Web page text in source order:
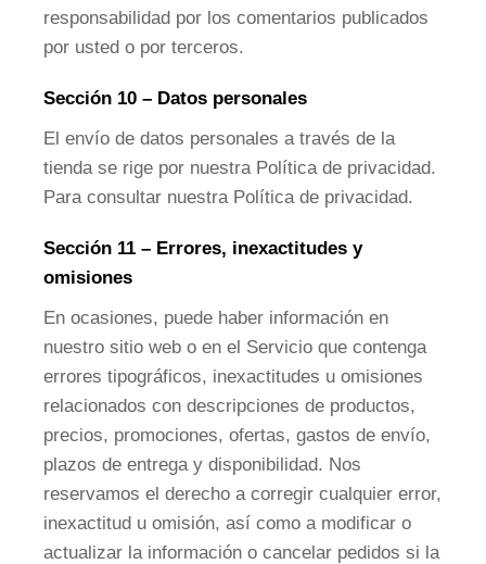
responsabilidad por los comentarios publicados
por usted o por terceros.
Sección 10 – Datos personales
El envío de datos personales a través de la
tienda se rige por nuestra Política de privacidad.
Para consultar nuestra Política de privacidad.
Sección 11 – Errores, inexactitudes y
omisiones
En ocasiones, puede haber información en
nuestro sitio web o en el Servicio que contenga
errores tipográficos, inexactitudes u omisiones
relacionados con descripciones de productos,
precios, promociones, ofertas, gastos de envío,
plazos de entrega y disponibilidad. Nos
reservamos el derecho a corregir cualquier error,
inexactitud u omisión, así como a modificar o
actualizar la información o cancelar pedidos si la